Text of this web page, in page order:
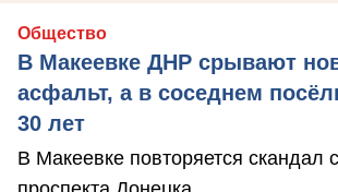
Общество
В Макеевке ДНР срывают
асфальт, а в соседнем
30 лет
В Макеевке повторяется скандал